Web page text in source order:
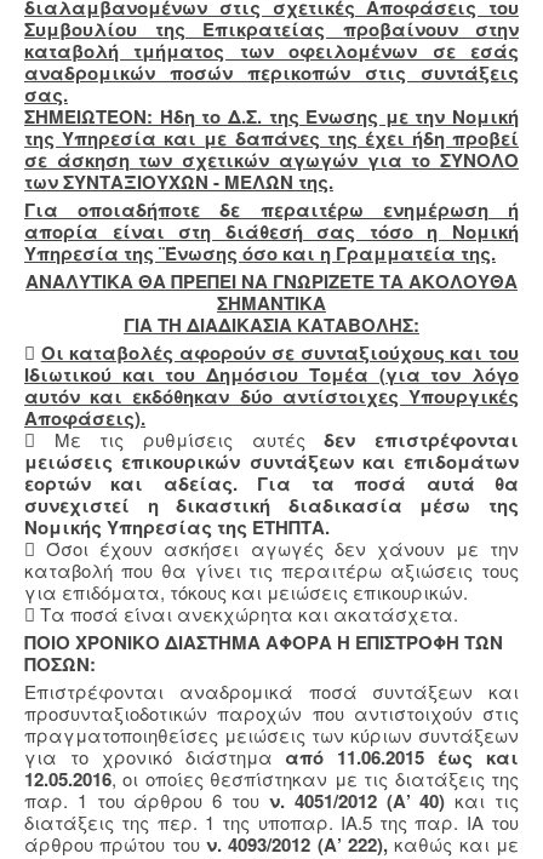
διαλαμβανομένων στις σχετικές Αποφάσεις του
Συμβουλίου της Επικρατείας προβαίνουν στην
καταβολή τμήματος των οφειλομένων σε εσάς
αναδρομικών ποσών περικοπών στις συντάξεις
σας.
ΣΗΜΕΙΩΤΕΟΝ: Ήδη το Δ.Σ. της Ενωσης με την Νομική
της Υπηρεσία και με δαπάνες της έχει ήδη προβεί
σε άσκηση των σχετικών αγωγών για το ΣΥΝΟΛΟ
των ΣΥΝΤΑΞΙΟΥΧΩΝ - ΜΕΛΩΝ της.
Για οποιαδήποτε δε περαιτέρω ενημέρωση ή
απορία είναι στη διάθεσή σας τόσο η Νομική
Υπηρεσία της ¨Ένωσης όσο και η Γραμματεία της.
ΑΝΑΛΥΤΙΚΑ ΘΑ ΠΡΕΠΕΙ ΝΑ ΓΝΩΡΙΖΕΤΕ ΤΑ ΑΚΟΛΟΥΘΑ
ΣΗΜΑΝΤΙΚΑ
ΓΙΑ ΤΗ ΔΙΑΔΙΚΑΣΙΑ ΚΑΤΑΒΟΛΗΣ:
 Οι καταβολές αφορούν σε συνταξιούχους και του
Ιδιωτικού και του Δημόσιου Τομέα (για τον λόγο
αυτόν και εκδόθηκαν δύο αντίστοιχες Υπουργικές
Αποφάσεις).
 Με τις ρυθμίσεις αυτέςδεν επιστρέφονται
μειώσεις επικουρικών συντάξεων και επιδομάτων
εορτών και αδείας. Για τα ποσά αυτά θα
συνεχιστεί η δικαστική διαδικασία μέσω της
Νομικής Υπηρεσίας της ΕΤΗΠΤΑ.
 Όσοι έχουν ασκήσει αγωγές δεν χάνουν με την
καταβολή που θα γίνει τις περαιτέρω αξιώσεις τους
για επιδόματα, τόκους και μειώσεις επικουρικών.
 Τα ποσά είναι ανεκχώρητα και ακατάσχετα.
ΠΟΙΟ ΧΡΟΝΙΚΟ ΔΙΑΣΤΗΜΑ ΑΦΟΡΑ Η ΕΠΙΣΤΡΟΦΗ ΤΩΝ
ΠΟΣΩΝ:
Επιστρέφονται αναδρομικά ποσά συντάξεων και
προσυνταξιοδοτικών παροχών που αντιστοιχούν στις
πραγματοποιηθείσες μειώσεις των κύριων συντάξεων
για το χρονικό διάστημα από 11.06.2015 έως και
12.05.2016, οι οποίες θεσπίστηκαν με τις διατάξεις της
παρ. 1 του άρθρου 6 του ν. 4051/2012 (Α’ 40) και τις
διατάξεις της περ. 1 της υποπαρ. ΙΑ.5 της παρ. ΙΑ του
άρθρου πρώτου του ν. 4093/2012 (Α’ 222), καθώς και με